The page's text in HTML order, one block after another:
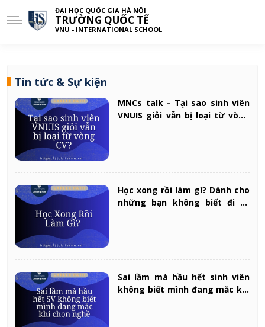
ĐẠI HỌC QUỐC GIA HÀ NỘI
TRƯỜNG QUỐC TẾ
VNU - INTERNATIONAL SCHOOL
Tin tức & Sự kiện
MNCs talk - Tại sao sinh viên
VNUIS giỏi vẫn bị loại từ vòng
Học xong rồi làm gì? Dành cho
những bạn không biết đi về
Sai lầm mà hầu hết sinh viên
không biết mình đang mắc khi